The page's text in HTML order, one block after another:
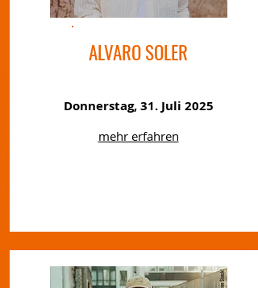
ALVARO SOLER
Donnerstag, 31. Juli 2025
mehr erfahren